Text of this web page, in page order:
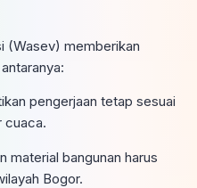
(Wasev) memberikan
pengerjaan tetap sesuai
cuaca.
material bangunan harus
Bogor.